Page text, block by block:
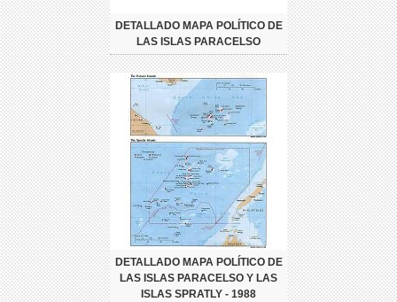
DETALLADO MAPA POLÍTICO DE
LAS ISLAS PARACELSO
DETALLADO MAPA POLÍTICO DE
LAS ISLAS PARACELSO Y LAS
ISLAS SPRATLY - 1988